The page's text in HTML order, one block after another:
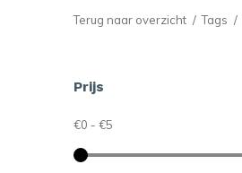
Terug naar overzicht Tags
Prijs
€0 - €5